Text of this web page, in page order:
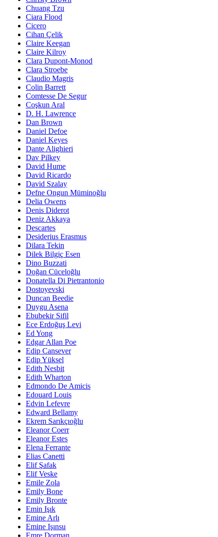
Chuang Tzu
Ciara Flood
Cicero
Cihan Çelik
Claire Keegan
Claire Kilroy
Clara Dupont-Monod
Clara Stroebe
Claudio Magris
Colin Barrett
Comtesse De Segur
Coşkun Aral
D. H. Lawrence
Dan Brown
Daniel Defoe
Daniel Keyes
Dante Alighieri
Dav Pilkey
David Hume
David Ricardo
David Szalay
Defne Ongun Müminoğlu
Delia Owens
Denis Diderot
Deniz Akkaya
Descartes
Desiderius Erasmus
Dilara Tekin
Dilek Bilgiç Esen
Dino Buzzati
Doğan Cüceloğlu
Donatella Di Pietrantonio
Dostoyevski
Duncan Beedie
Duygu Asena
Ebubekir Sifil
Ece Erdoğuş Levi
Ed Yong
Edgar Allan Poe
Edip Cansever
Edip Yüksel
Edith Nesbit
Edith Wharton
Edmondo De Amicis
Edouard Louis
Edvin Lefevre
Edward Bellamy
Ekrem Sarıkçıoğlu
Eleanor Coerr
Eleanor Estes
Elena Ferrante
Elias Canetti
Elif Şafak
Elif Veske
Emile Zola
Emily Bone
Emily Bronte
Emin Işık
Emine Arlı
Emine Işınsu